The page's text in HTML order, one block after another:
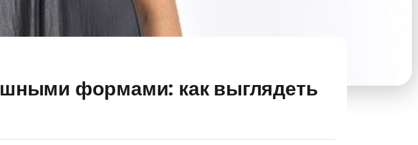
формами: как выглядеть